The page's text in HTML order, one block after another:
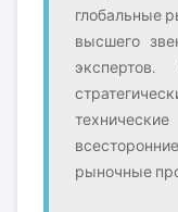
глобальные
высшего
рыночные